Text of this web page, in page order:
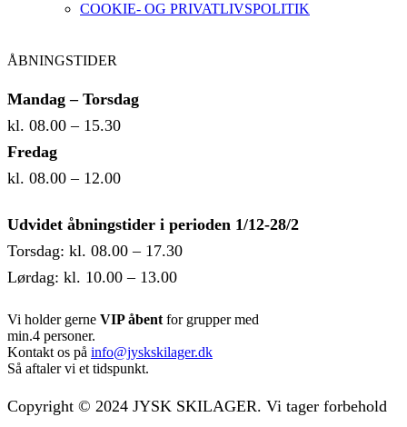
COOKIE- OG PRIVATLIVSPOLITIK
ÅBNINGSTIDER
Mandag – Torsdag
kl. 08.00 – 15.30
Fredag
kl. 08.00 – 12.00
Udvidet åbningstider i perioden 1/12-28/2
Torsdag: kl. 08.00 – 17.30
Lørdag: kl. 10.00 – 13.00
Vi holder gerne VIP åbent for grupper med
min.4 personer.
Kontakt os på info@jyskskilager.dk
Så aftaler vi et tidspunkt.
Copyright © 2024 JYSK SKILAGER. Vi tager forbehold